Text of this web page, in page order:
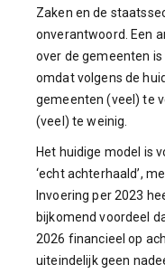
Zaken en de
onverantwoord. Een
over de gemeenten
omdat volgens de
gemeenten (veel) te
(veel) te weinig.
Het huidige model is
‘echt achterhaald’,
Invoering per 2023
bijkomend voordeel
2026 financieel op
uiteindelijk geen